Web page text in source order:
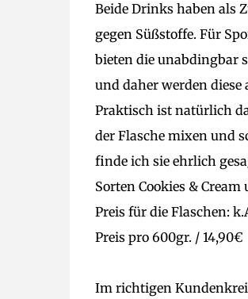
Beide Drinks haben als
gegen Süßstoffe. Für
bieten die unabdingbar
und daher werden
Praktisch ist natürlich
der Flasche mixen und
finde ich sie ehrlich
Sorten Cookies &
Preis für die Flaschen:
Preis pro 600gr. / 14,90€
Im richtigen